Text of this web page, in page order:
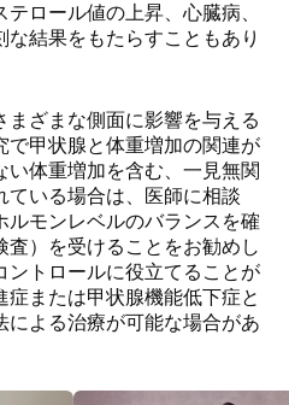
テロール値の上昇、心臓病、
結果をもたらすこともあり
まざまな側面に影響を与える
で甲状腺と体重増加の関連が
い体重増加を含む、一見無関
ている場合は、医師に相談
ルモンレベルのバランスを確
）を受けることをお勧めし
ントロールに役立てることが
または甲状腺機能低下症と
による治療が可能な場合があ